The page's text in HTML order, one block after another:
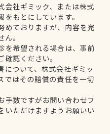
会社ギミック、または株式
もとにしています。
めておりますが、内容を完
。
を希望される場合は、事前
認ください。
について、株式会社ギミッ
ではその賠償の責任を一切
手数ですがお問い合わせフ
いただけますようお願いい